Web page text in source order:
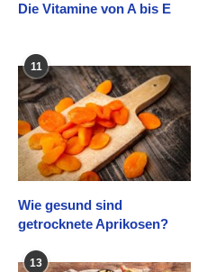
Die Vitamine von A bis E
11
Wie gesund sind
getrocknete Aprikosen?
13